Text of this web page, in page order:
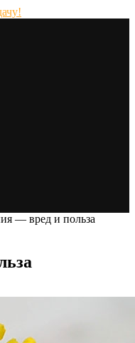
— вред и польза